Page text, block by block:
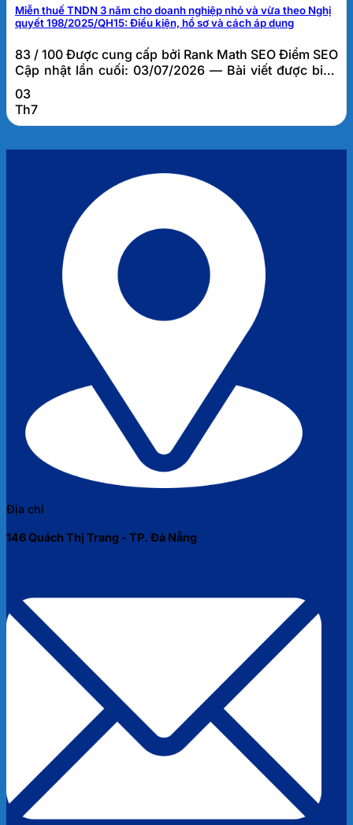
Miễn thuế TNDN 3 năm cho doanh nghiệp nhỏ và vừa theo Nghị
quyết 198/2025/QH15: Điều kiện, hồ sơ và cách áp dụng
83 / 100 Được cung cấp bởi Rank Math SEO Điểm SEO
Cập nhật lần cuối: 03/07/2026 — Bài viết được biên
soạn bởi đội ngũ tư vấn thuế FATO, dựa trên kinh
nghiệm thực tế hỗ trợ hơn 1.000 doanh nghiệp tại Đà
Nẵng và khu vực miền Trung. Miễn thuế TNDN 3 năm
03
Th7
Địa chỉ
146 Quách Thị Trang - TP. Đà Nẵng